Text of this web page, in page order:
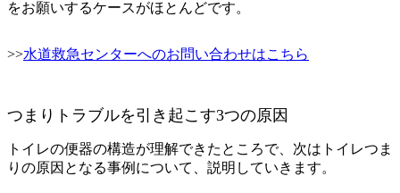
をお願いするケースがほとんどです。
>>水道救急センターへのお問い合わせはこちら
つまりトラブルを引き起こす3つの原因
トイレの便器の構造が理解できたところで、次はトイレつま
りの原因となる事例について、説明していきます。